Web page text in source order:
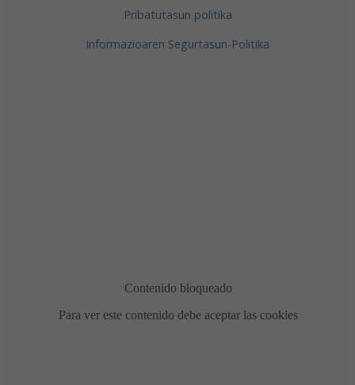
Pribatutasun politika
Informazioaren Segurtasun-Politika